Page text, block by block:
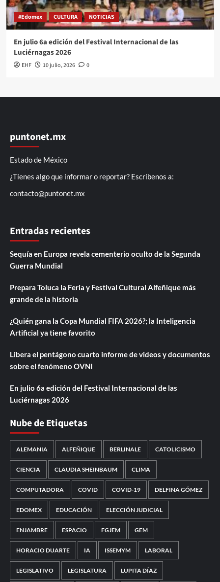
#Edomex CULTURA NOTICIAS
En julio 6a edición del Festival Internacional de las
Luciérnagas 2026
EHF 10 julio, 2026 0
puntonet.mx
Estado de México
¿Tienes algo que informar o reportar? Escríbenos a:
contacto@puntonet.mx
Entradas recientes
Sequía en Europa revela cementerio oculto de la Segunda
Guerra Mundial
Prepara Toluca la Feria y Festival Cultural Alfeñique más
grande de la historia
¿Quién gana la Copa Mundial FIFA 2026?; la Inteligencia
Artificial ya tiene favorito
Libera el pentágono cuarto informe de videos y documentos
sobre el fenómeno OVNI
En julio 6a edición del Festival Internacional de las
Luciérnagas 2026
Nube de Etiquetas
ALEMANIA ALFEÑIQUE BERLINALE CATOLICISMO
CIENCIA CLAUDIA SHEINBAUM CLIMA
COMPUTADORA COVID COVID-19 DELFINA GÓMEZ
EDOMEX EDUCACIÓN ELECCIÓN JUDICIAL
ENJAMBRE ESPACIO FGJEM GEM
HORACIO DUARTE IA ISSEMYM LABORAL
LEGISLATIVO LEGISLATURA LUPITA DÍAZ